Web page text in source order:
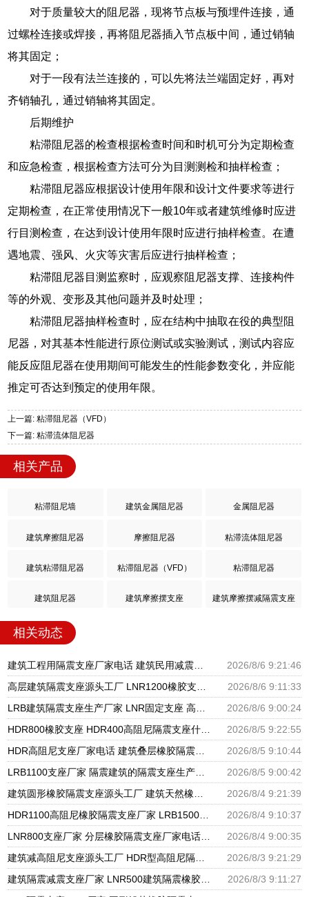
对于质量较大的阻尼器，现将节点板与预埋件连接，通
过螺栓连接或焊接，再将阻尼器插入节点板中间，通过销轴
将其固定；
对于一段有法兰连接的，可以先将法兰端固定好，再对
齐销轴孔，通过销轴将其固定。
后期维护
粘滞阻尼器的检查根据检查时间和时机可分为定期检查
和应急检查，根据检查方法可分为目测测检和抽样检查；
粘滞阻尼器应根据设计使用年限和设计文件要求等进行
定期检查，在正常使用情况下一般10年或者建筑维修时应进
行目测检查，在达到设计使用年限时应进行抽样检查。在遭
遇地震、强风、火灾等灾害后应进行抽样检查；
粘滞阻尼器目测监察时，应观察阻尼器支撑、连接构件
等的外观、变形及其他问题并及时处理；
粘滞阻尼器抽样检查时，应在结构中抽取在役的典型阻
尼器，对其基本性能进行原位测试或实验测试，测试内容应
能反应阻尼器在使用期间可能发生的性能参数变化，并应能
推定可否达到预定的使用年限。
上一篇: 粘滞阻尼器（VFD）
下一篇: 粘滞流体阻尼器
相关产品
粘滞阻尼墙 建筑金属阻尼器 金属阻尼器
建筑摩擦阻尼器 摩擦阻尼器 粘滞流体阻尼器
建筑粘滞阻尼器 粘滞阻尼器（VFD） 粘滞阻尼器
建筑阻尼器 建筑摩擦摆支座 建筑摩擦摆减隔震支座
相关动态
建筑工程用隔震支座厂家电话 建筑民用减震支座厂家 建筑圆形铅芯橡胶隔震支座厂家
2026/8/6 9:21:46
高层建筑隔震支座源头工厂 LNR1200橡胶支座厂家电话 LNR600支座什么价格
2026/8/6 9:11:33
LRB建筑隔震支座生产厂家 LNR固定支座 高阻尼橡胶支座什么价格
2026/8/6 9:00:24
HDR800橡胶支座 HDR400高阻尼隔震支座什么价格 LRB1500隔震支座
2026/8/5 9:22:55
HDR高阻尼支座厂家电话 建筑叠层橡胶隔震支座源头工厂 LNR水平分散力橡胶隔震支座源头工厂
2026/8/5 9:10:44
LRB1100支座厂家 隔震建筑的隔震支座生产厂家 LNR天然橡胶支座厂家
2026/8/5 9:00:42
建筑圆形橡胶隔震支座源头工厂 建筑天然橡胶隔震支座LRB700厂家 LNR建筑隔震支座报价
2026/8/4 9:21:39
HDR1100高阻尼橡胶隔震支座厂家 LRB1500铅芯支座厂家 隔震支座L800
2026/8/4 9:10:37
LNR800支座厂家 分层橡胶隔震支座厂家电话 防震支座LRB700源头工厂
2026/8/4 9:00:35
建筑减高阻尼支座源头工厂 HDR型高阻尼隔震支座多少钱 FPS支座源头工厂
2026/8/3 9:21:29
建筑隔震减震支座厂家 LNR500建筑隔震橡胶支座生产厂家 橡胶抗震支座工厂
2026/8/3 9:11:27